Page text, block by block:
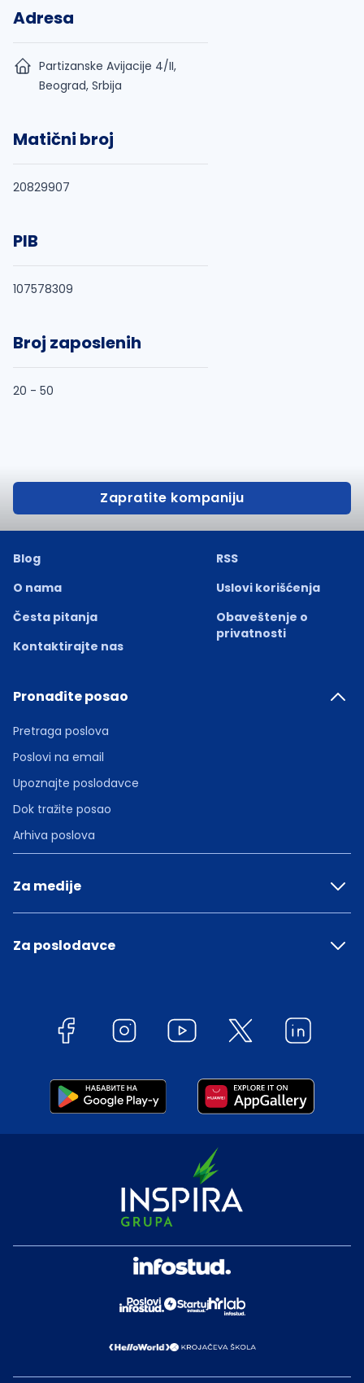
Adresa
Partizanske Avijacije 4/II,
Beograd, Srbija
Matični broj
20829907
PIB
107578309
Broj zaposlenih
20 - 50
Zapratite kompaniju
Blog
O nama
Česta pitanja
Kontaktirajte nas
RSS
Uslovi korišćenja
Obaveštenje o
privatnosti
Pronađite posao
Pretraga poslova
Poslovi na email
Upoznajte poslodavce
Dok tražite posao
Arhiva poslova
Za medije
Za poslodavce